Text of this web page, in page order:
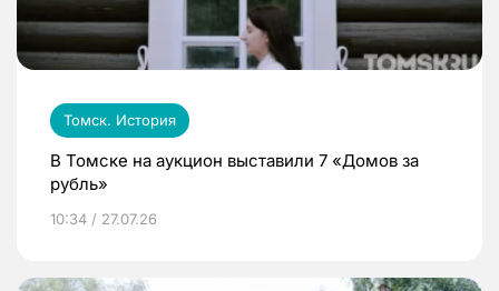
Томск. История
В Томске на аукцион выставили 7 «Домов за
рубль»
10:34 / 27.07.26